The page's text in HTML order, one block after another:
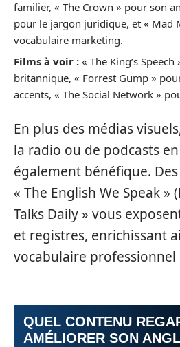
familier, « The Crown » pour son
pour le jargon juridique, et « Mad
vocabulaire marketing.
Films à voir : « The King’s Speech
britannique, « Forrest Gump »
accents, « The Social Network »
En plus des médias
la radio ou de podcasts
également bénéfique.
« The English We Speak »
Talks Daily » vous
et registres, enrichissant
vocabulaire professionnel
QUEL CONTENU
AMÉLIORER SON